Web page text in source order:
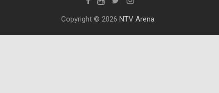
Copyright © 2026 NTV Arena